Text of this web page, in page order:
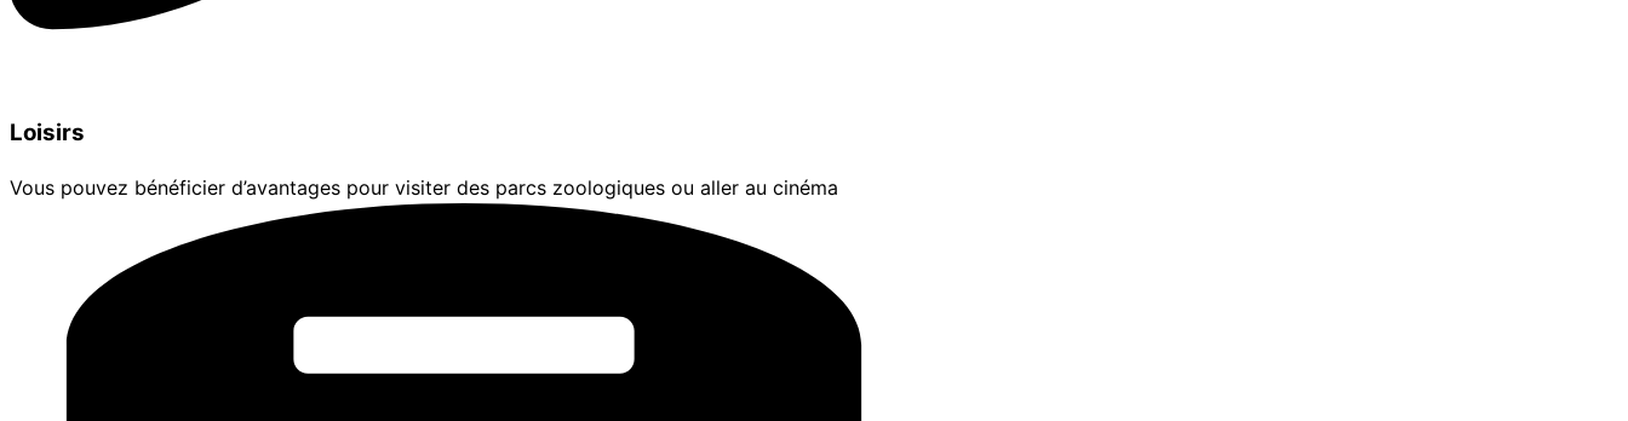
Loisirs
Vous pouvez bénéficier d’avantages pour visiter des parcs zoologiques ou aller au cinéma